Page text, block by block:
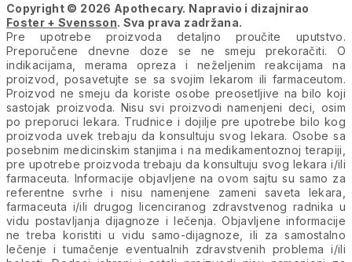
Copyright © 2026 Apothecary. Napravio i dizajnirao
Foster + Svensson. Sva prava zadržana.
Pre upotrebe proizvoda detaljno proučite uputstvo.
Preporučene dnevne doze se ne smeju prekoračiti. O
indikacijama, merama opreza i neželjenim reakcijama na
proizvod, posavetujte se sa svojim lekarom ili farmaceutom.
Proizvod ne smeju da koriste osobe preosetljive na bilo koji
sastojak proizvoda. Nisu svi proizvodi namenjeni deci, osim
po preporuci lekara. Trudnice i dojilje pre upotrebe bilo kog
proizvoda uvek trebaju da konsultuju svog lekara. Osobe sa
posebnim medicinskim stanjima i na medikamentoznoj terapiji,
pre upotrebe proizvoda trebaju da konsultuju svog lekara i/ili
farmaceuta. Informacije objavljene na ovom sajtu su samo za
referentne svrhe i nisu namenjene zameni saveta lekara,
farmaceuta i/ili drugog licenciranog zdravstvenog radnika u
vidu postavljanja dijagnoze i lečenja. Objavljene informacije
ne treba koristiti u vidu samo-dijagnoze, ili za samostalno
lečenje i tumačenje eventualnih zdravstvenih problema i/ili